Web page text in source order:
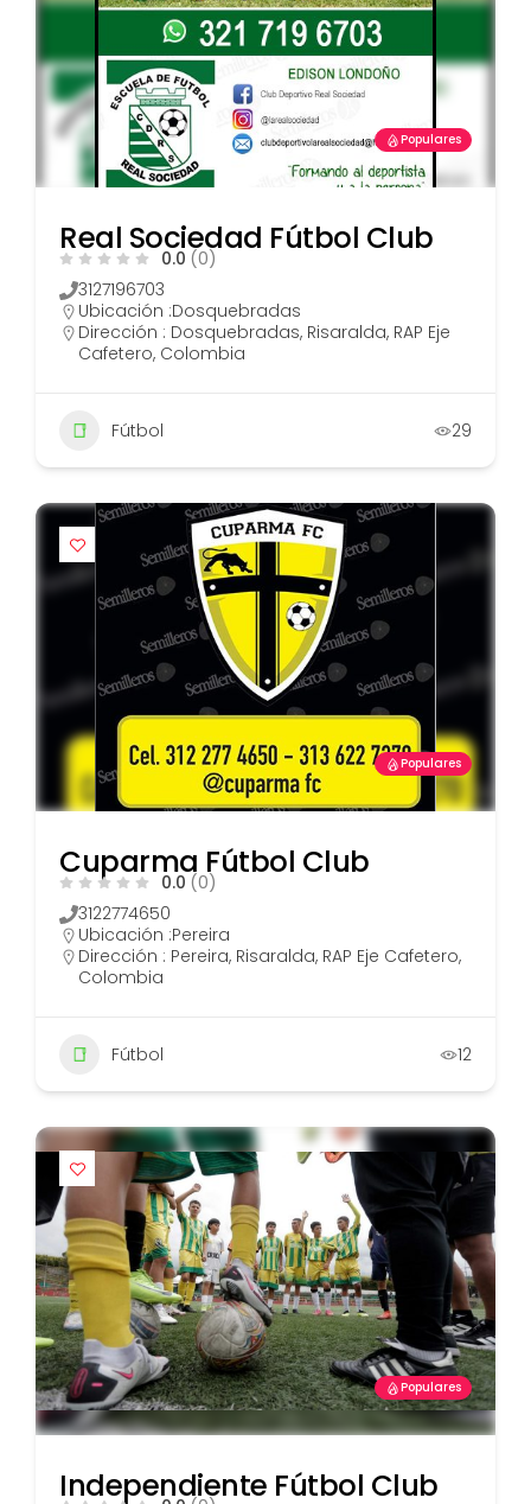
Populares
Real Sociedad Fútbol Club
0.0 (0)
3127196703
Ubicación :Dosquebradas
Dirección : Dosquebradas, Risaralda, RAP Eje
Cafetero, Colombia
Fútbol 29
Populares
Cuparma Fútbol Club
0.0 (0)
3122774650
Ubicación :Pereira
Dirección : Pereira, Risaralda, RAP Eje Cafetero,
Colombia
Fútbol 12
Populares
Independiente Fútbol Club